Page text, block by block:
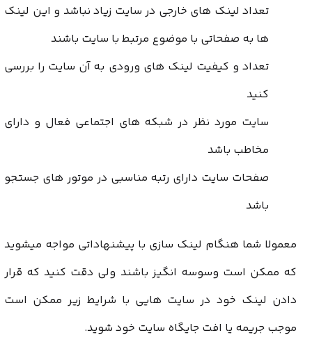
تعداد لینک های خارجی در سایت زیاد نباشد و این لینک
ها به صفحاتی با موضوع مرتبط با سایت باشند
تعداد و کیفیت لینک های ورودی به آن سایت را بررسی
کنید
سایت مورد نظر در شبکه های اجتماعی فعال و دارای
مخاطب باشد
صفحات سایت دارای رتبه مناسبی در موتور های جستجو
باشد
معمولا شما هنگام لینک سازی با پیشنهاداتی مواجه میشوید
که ممکن است وسوسه انگیز باشند ولی دقت کنید که قرار
دادن لینک خود در سایت هایی با شرایط زیر ممکن است
موجب جریمه یا افت جایگاه سایت خود شوید.